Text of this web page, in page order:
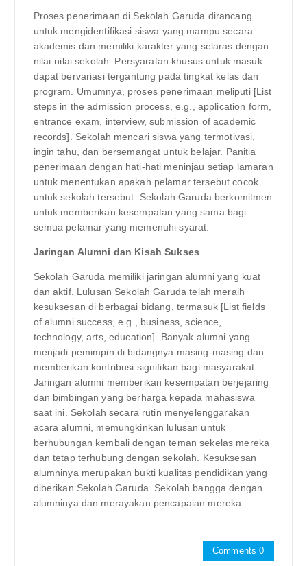
Proses penerimaan di Sekolah Garuda dirancang
untuk mengidentifikasi siswa yang mampu secara
akademis dan memiliki karakter yang selaras dengan
nilai-nilai sekolah. Persyaratan khusus untuk masuk
dapat bervariasi tergantung pada tingkat kelas dan
program. Umumnya, proses penerimaan meliputi [List
steps in the admission process, e.g., application form,
entrance exam, interview, submission of academic
records]. Sekolah mencari siswa yang termotivasi,
ingin tahu, dan bersemangat untuk belajar. Panitia
penerimaan dengan hati-hati meninjau setiap lamaran
untuk menentukan apakah pelamar tersebut cocok
untuk sekolah tersebut. Sekolah Garuda berkomitmen
untuk memberikan kesempatan yang sama bagi
semua pelamar yang memenuhi syarat.
Jaringan Alumni dan Kisah Sukses
Sekolah Garuda memiliki jaringan alumni yang kuat
dan aktif. Lulusan Sekolah Garuda telah meraih
kesuksesan di berbagai bidang, termasuk [List fields
of alumni success, e.g., business, science,
technology, arts, education]. Banyak alumni yang
menjadi pemimpin di bidangnya masing-masing dan
memberikan kontribusi signifikan bagi masyarakat.
Jaringan alumni memberikan kesempatan berjejaring
dan bimbingan yang berharga kepada mahasiswa
saat ini. Sekolah secara rutin menyelenggarakan
acara alumni, memungkinkan lulusan untuk
berhubungan kembali dengan teman sekelas mereka
dan tetap terhubung dengan sekolah. Kesuksesan
alumninya merupakan bukti kualitas pendidikan yang
diberikan Sekolah Garuda. Sekolah bangga dengan
alumninya dan merayakan pencapaian mereka.
Comments 0